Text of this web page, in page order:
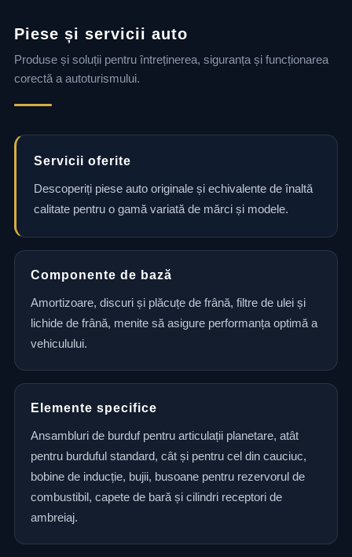
Piese și servicii auto
Produse și soluții pentru întreținerea, siguranța și funcționarea
corectă a autoturismului.
Servicii oferite
Descoperiți piese auto originale și echivalente de înaltă
calitate pentru o gamă variată de mărci și modele.
Componente de bază
Amortizoare, discuri și plăcuțe de frână, filtre de ulei și
lichide de frână, menite să asigure performanța optimă a
vehiculului.
Elemente specifice
Ansambluri de burduf pentru articulații planetare, atât
pentru burduful standard, cât și pentru cel din cauciuc,
bobine de inducție, bujii, busoane pentru rezervorul de
combustibil, capete de bară și cilindri receptori de
ambreiaj.